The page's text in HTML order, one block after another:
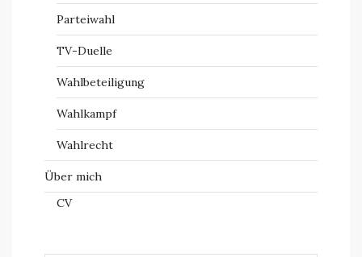
Parteiwahl
TV-Duelle
Wahlbeteiligung
Wahlkampf
Wahlrecht
Über mich
CV